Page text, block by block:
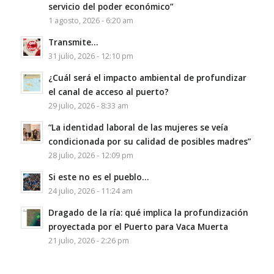
servicio del poder económico”
1 agosto, 2026 - 6:20 am
Transmite…
31 julio, 2026 - 12:10 pm
¿Cuál será el impacto ambiental de profundizar
el canal de acceso al puerto?
29 julio, 2026 - 8:33 am
“La identidad laboral de las mujeres se veía
condicionada por su calidad de posibles madres”
28 julio, 2026 - 12:09 pm
Si este no es el pueblo…
24 julio, 2026 - 11:24 am
Dragado de la ría: qué implica la profundización
proyectada por el Puerto para Vaca Muerta
21 julio, 2026 - 2:26 pm